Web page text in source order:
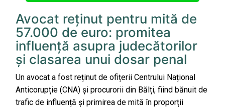
Avocat reținut pentru mită de
57.000 de euro: promitea
influență asupra judecătorilor
și clasarea unui dosar penal
Un avocat a fost reținut de ofițerii Centrului Național
Anticorupție (CNA) și procurorii din Bălți, fiind bănuit de
trafic de influență și primirea de mită în proporții